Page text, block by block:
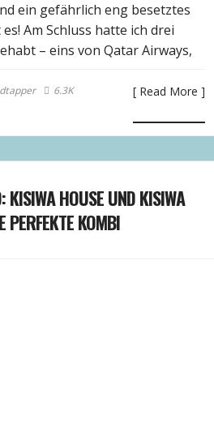
ein gefährlich eng besetztes
Am Schluss hatte ich drei
– eins von Qatar Airways,
6.3K [ Read More ]
KISIWA HOUSE UND KISIWA
PERFEKTE KOMBI